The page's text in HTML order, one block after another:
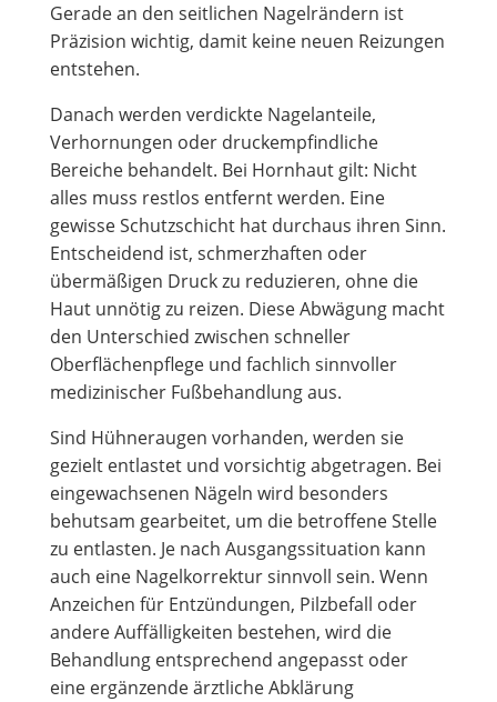
Gerade an den seitlichen Nagelrändern ist
Präzision wichtig, damit keine neuen Reizungen
entstehen.
Danach werden verdickte Nagelanteile,
Verhornungen oder druckempfindliche
Bereiche behandelt. Bei Hornhaut gilt: Nicht
alles muss restlos entfernt werden. Eine
gewisse Schutzschicht hat durchaus ihren Sinn.
Entscheidend ist, schmerzhaften oder
übermäßigen Druck zu reduzieren, ohne die
Haut unnötig zu reizen. Diese Abwägung macht
den Unterschied zwischen schneller
Oberflächenpflege und fachlich sinnvoller
medizinischer Fußbehandlung aus.
Sind Hühneraugen vorhanden, werden sie
gezielt entlastet und vorsichtig abgetragen. Bei
eingewachsenen Nägeln wird besonders
behutsam gearbeitet, um die betroffene Stelle
zu entlasten. Je nach Ausgangssituation kann
auch eine Nagelkorrektur sinnvoll sein. Wenn
Anzeichen für Entzündungen, Pilzbefall oder
andere Auffälligkeiten bestehen, wird die
Behandlung entsprechend angepasst oder
eine ergänzende ärztliche Abklärung